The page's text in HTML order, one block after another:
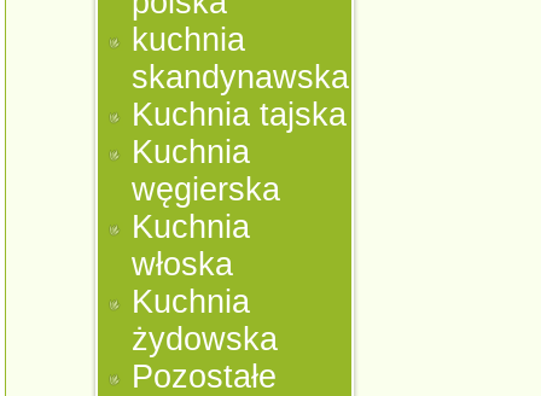
kuchnia
skandynawska
Kuchnia tajska
Kuchnia
węgierska
Kuchnia
włoska
Kuchnia
żydowska
Pozostałe